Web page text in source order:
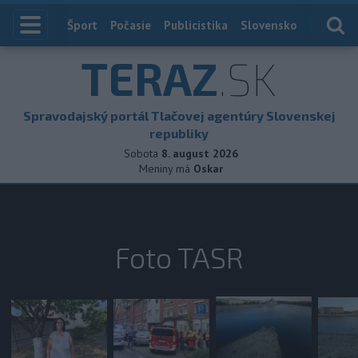
Index
Šport Počasie Publicistika Slovensko
TERAZ.SK
Spravodajský portál Tlačovej agentúry Slovenskej
republiky
Sobota 8. august 2026
Meniny má Oskar
Foto TASR